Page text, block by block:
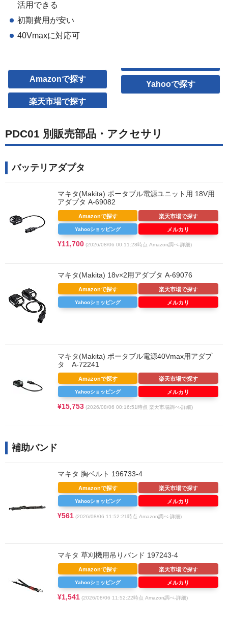
活用できる
初期費用が安い
40Vmaxに対応可
Amazonで探す
楽天市場で探す
Yahooで探す
PDC01 別販売部品・アクセサリ
バッテリアダプタ
マキタ(Makita) ポータブル電源ユニット用 18V用
アダプタ A-69082
¥11,700 (2026/08/06 00:11:28時点 Amazon調べ-詳細)
Amazonで探す 楽天市場で探す
Yahooショッピング メルカリ
マキタ(Makita) 18v×2用アダプタ A-69076
Amazonで探す 楽天市場で探す
Yahooショッピング メルカリ
マキタ(Makita) ポータブル電源40Vmax用アダプ
タ A-72241
¥15,753 (2026/08/06 00:16:51時点 楽天市場調べ-詳細)
Amazonで探す 楽天市場で探す
Yahooショッピング メルカリ
補助バンド
マキタ 胸ベルト 196733-4
¥561 (2026/08/06 11:52:21時点 Amazon調べ-詳細)
Amazonで探す 楽天市場で探す
Yahooショッピング メルカリ
マキタ 草刈機用吊りバンド 197243-4
¥1,541 (2026/08/06 11:52:22時点 Amazon調べ-詳細)
Amazonで探す 楽天市場で探す
Yahooショッピング メルカリ